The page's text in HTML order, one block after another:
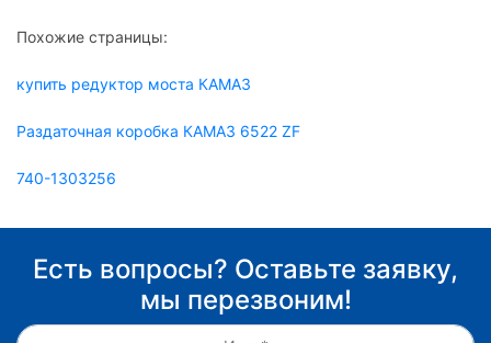
Похожие страницы:
купить редуктор моста КАМАЗ
Раздаточная коробка КАМАЗ 6522 ZF
740-1303256
Есть вопросы? Оставьте заявку,
мы перезвоним!